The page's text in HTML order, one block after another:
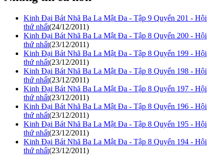
Kinh Đại Bát Nhã Ba La Mật Đa - Tập 9 Quyển 201 - Hội
thứ nhất(24/12/2011)
Kinh Đại Bát Nhã Ba La Mật Đa - Tập 8 Quyển 200 - Hội
thứ nhất(23/12/2011)
Kinh Đại Bát Nhã Ba La Mật Đa - Tập 8 Quyển 199 - Hội
thứ nhất(23/12/2011)
Kinh Đại Bát Nhã Ba La Mật Đa - Tập 8 Quyển 198 - Hội
thứ nhất(23/12/2011)
Kinh Đại Bát Nhã Ba La Mật Đa - Tập 8 Quyển 197 - Hội
thứ nhất(23/12/2011)
Kinh Đại Bát Nhã Ba La Mật Đa - Tập 8 Quyển 196 - Hội
thứ nhất(23/12/2011)
Kinh Đại Bát Nhã Ba La Mật Đa - Tập 8 Quyển 195 - Hội
thứ nhất(23/12/2011)
Kinh Đại Bát Nhã Ba La Mật Đa - Tập 8 Quyển 194 - Hội
thứ nhất(23/12/2011)